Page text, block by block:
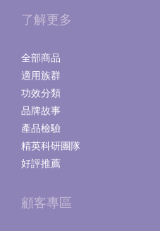
了解更多
全部商品
適用族群
功效分類
品牌故事
產品檢驗
精英科研團隊
好評推薦
顧客專區